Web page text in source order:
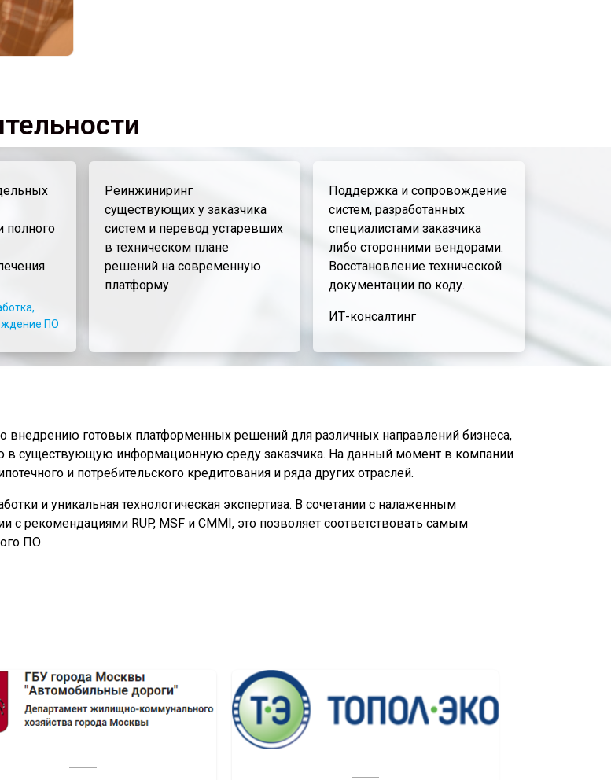
полного
ПО
Реинжиниринг
существующих у заказчика
систем и перевод устаревших
в техническом плане
решений на современную
платформу
Поддержка и сопровождение
систем, разработанных
специалистами заказчика
либо сторонними вендорами.
Восстановление технической
документации по коду.
ИТ-консалтинг
внедрению готовых платформенных решений для различных направлений бизнеса,
в существующую информационную среду заказчика. На данный момент в компании
и потребительского кредитования и ряда других отраслей.
и уникальная технологическая экспертиза. В сочетании с налаженным
рекомендациями RUP, MSF и CMMI, это позволяет соответствовать самым
ПО.